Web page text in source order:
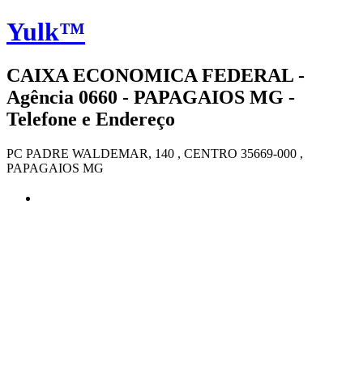
Yulk™
CAIXA ECONOMICA FEDERAL -
Agência 0660 - PAPAGAIOS MG -
Telefone e Endereço
PC PADRE WALDEMAR, 140 , CENTRO 35669-000 ,
PAPAGAIOS MG